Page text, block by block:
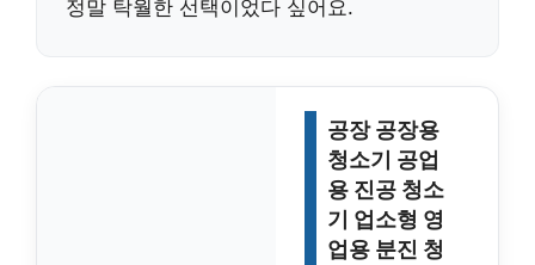
정말 탁월한 선택이었다 싶어요.
공장 공장용
청소기 공업
용 진공 청소
기 업소형 영
업용 분진 청